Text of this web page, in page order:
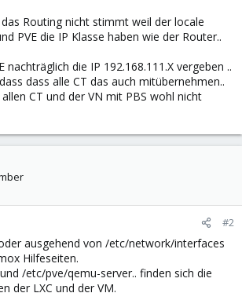
Routing nicht stimmt weil der locale
PVE die IP Klasse haben wie der Router..
nachträglich die IP 192.168.111.X vergeben ..
dass alle CT das auch mitübernehmen..
CT und der VN mit PBS wohl nicht
#2
ausgehend von /etc/network/interfaces
Hilfeseiten.
/etc/pve/qemu-server.. finden sich die
der LXC und der VM.